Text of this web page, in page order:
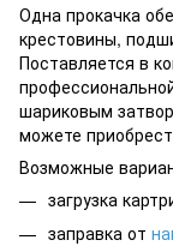
Одна прокачка
крестовины,
Поставляется в
шариковым
можете
Возможные
загрузка
заправка от